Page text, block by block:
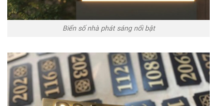
Biển số nhà phát sáng nổi bật